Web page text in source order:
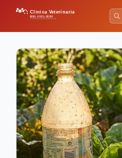
Clinica Veterinaria
BELVIGLIERI